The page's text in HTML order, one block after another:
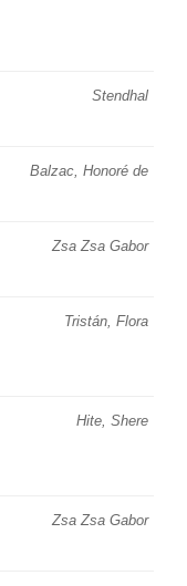
Stendhal
Balzac, Honoré de
Zsa Zsa Gabor
Tristán, Flora
Hite, Shere
Zsa Zsa Gabor